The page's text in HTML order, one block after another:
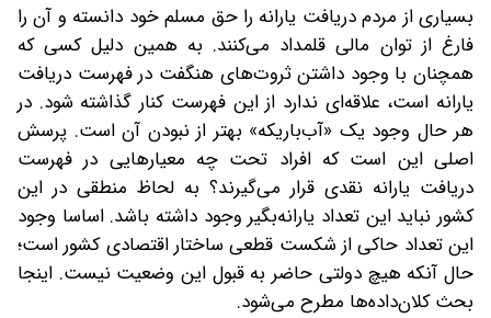
بسیاری از مردم دریافت یارانه را حق مسلم خود دانسته و آن را
فارغ از توان مالی قلمداد می‌کنند. به همین دلیل کسی که
همچنان با وجود داشتن ثروت‌های هنگفت در فهرست دریافت
یارانه است، علاقه‌ای ندارد از این فهرست کنار گذاشته شود. در
هر حال وجود یک «آب‌باریکه» بهتر از نبودن آن است. پرسش
اصلی این است که افراد تحت چه معیارهایی در فهرست
دریافت یارانه نقدی قرار می‌گیرند؟ به لحاظ منطقی در این
کشور نباید این تعداد یارانه‌بگیر وجود داشته باشد. اساسا وجود
این تعداد حاکی از شکست قطعی ساختار اقتصادی کشور است؛
حال آنکه هیچ دولتی حاضر به قبول این وضعیت نیست. اینجا
بحث کلان‌داده‌ها مطرح می‌شود.